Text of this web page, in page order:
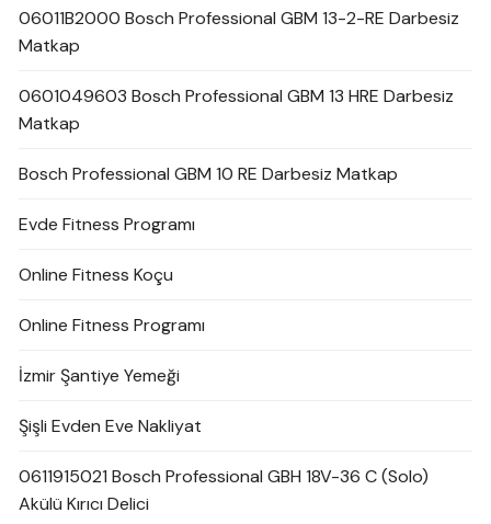
06011B2000 Bosch Professional GBM 13-2-RE Darbesiz
Matkap
0601049603 Bosch Professional GBM 13 HRE Darbesiz
Matkap
Bosch Professional GBM 10 RE Darbesiz Matkap
Evde Fitness Programı
Online Fitness Koçu
Online Fitness Programı
İzmir Şantiye Yemeği
Şişli Evden Eve Nakliyat
0611915021 Bosch Professional GBH 18V-36 C (Solo)
Akülü Kırıcı Delici